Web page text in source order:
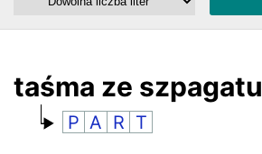
taśma ze szpagatu
P A R T